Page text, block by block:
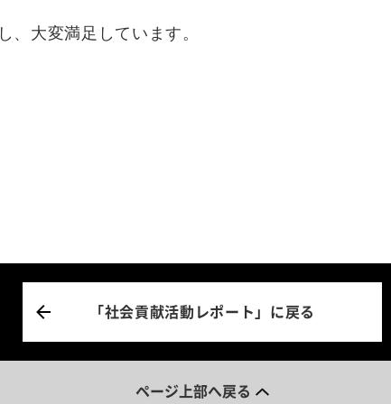
、大変満足しています。
「社会貢献活動レポート」に戻る
ページ上部へ戻る